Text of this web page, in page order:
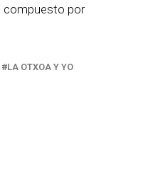
compuesto por
LA OTXOA Y YO